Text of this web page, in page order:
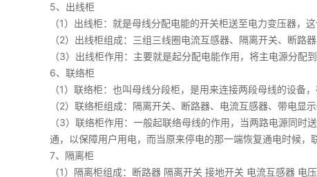
5、出线柜
（1）出线柜：就是母线分配电能的开关柜送至电力变压器，
（2）出线柜组成：三组三线圈电流互感器、隔离开关、断路
（3）出线柜作用：主要就是起分配电能作用，将主电源分配
6、联络柜
（1）联络柜：也叫母线分段柜，是用来连接两段母线的设备
（2）联络柜组成：隔离开关、断路器、电流互感器、带电显
（3）联络柜作用：一般起联络母线的作用，当两路电源同
通，以保障用户用电，而当原来停电的那一端恢复通电时候，
7、隔离柜
（1）隔离柜组成：断路器 隔离开关 接地开关 电流互感器 电